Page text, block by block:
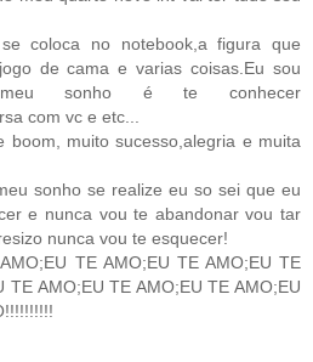
coloca no notebook,a figura que
de cama e varias coisas.Eu sou
sonho é te conhecer
com vc e etc...
boom, muito sucesso,alegria e muita
sonho se realize eu so sei que eu
e nunca vou te abandonar vou tar
nunca vou te esquecer!
TE AMO;EU TE AMO;EU TE
TE AMO;EU TE AMO;EU TE AMO;EU